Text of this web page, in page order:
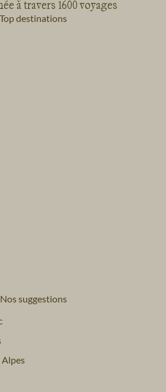
à travers 1600 voyages
Top destinations
Nos suggestions
Alpes